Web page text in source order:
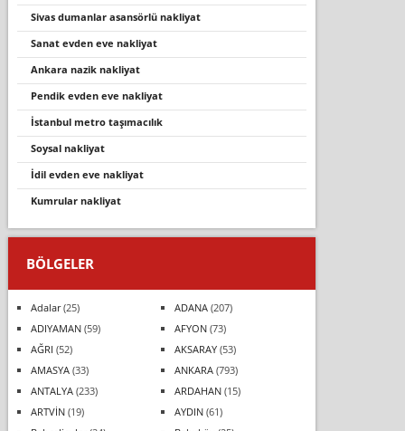
si̇vas dumanlar asansörlü nakli̇yat
sanat evden eve nakli̇yat
ankara nazi̇k nakli̇yat
pendik evden eve nakliyat
i̇stanbul metro taşımacılık
soysal nakliyat
i̇di̇l evden eve nakli̇yat
kumrular nakliyat
BÖLGELER
Adalar(25) ADANA(207)
ADIYAMAN(59) AFYON(73)
AĞRI (52) AKSARAY(53)
AMASYA(33) ANKARA(793)
ANTALYA(233) ARDAHAN(15)
ARTVİN(19) AYDIN(61)